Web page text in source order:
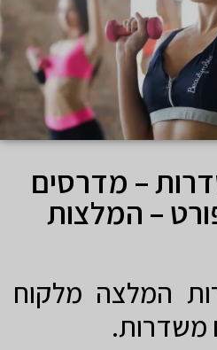
– מדרסים
– המלצות
המלצה מלקוח
משדרות.